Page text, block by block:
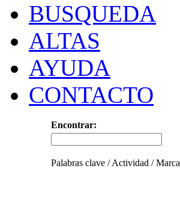
BUSQUEDA
ALTAS
AYUDA
CONTACTO
Encontrar:
Palabras clave / Actividad / Marca